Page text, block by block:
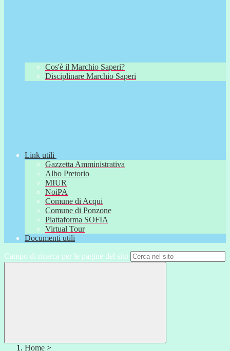
Cos'è il Marchio Saperi?
Disciplinare Marchio Saperi
Link utili
Gazzetta Amministrativa
Albo Pretorio
MIUR
NoiPA
Comune di Acqui
Comune di Ponzone
Piattaforma SOFIA
Virtual Tour
Documenti utili
Campo di ricerca per le pagine del sito
Home >